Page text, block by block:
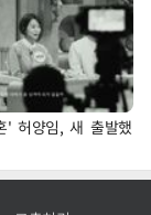
' 허양임, 새 출발했